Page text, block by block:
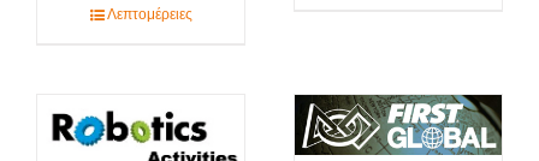
Λεπτομέρειες